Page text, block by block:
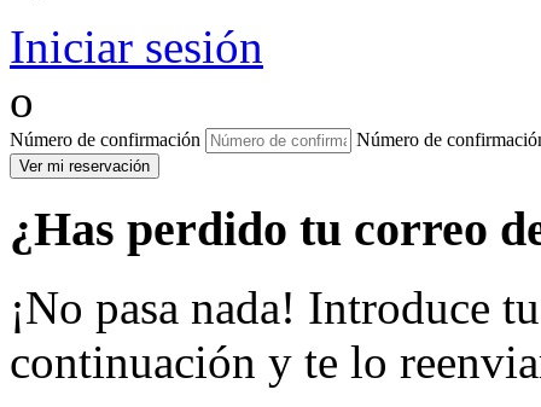
Iniciar sesión
o
Número de confirmación Número de
Ver mi reservación
¿Has perdido tu correo
¡No pasa nada! Introduce
continuación y te lo